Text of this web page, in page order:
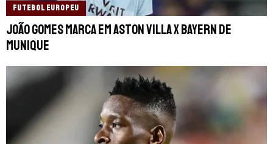
FUTEBOL EUROPEU
João Gomes marca em Aston Villa x Bayern de
Munique